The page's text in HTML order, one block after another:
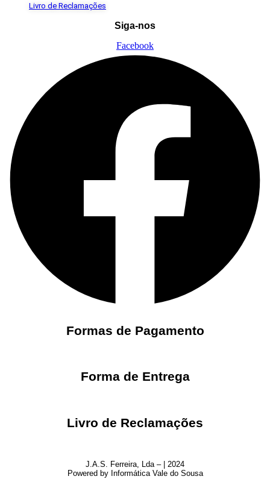
Livro de Reclamações
Siga-nos
Facebook
Formas de Pagamento
Forma de Entrega
Livro de Reclamações
J.A.S. Ferreira, Lda – | 2024
Powered by Informática Vale do Sousa